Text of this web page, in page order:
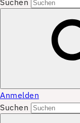
Suchen
Anmelden
Suchen